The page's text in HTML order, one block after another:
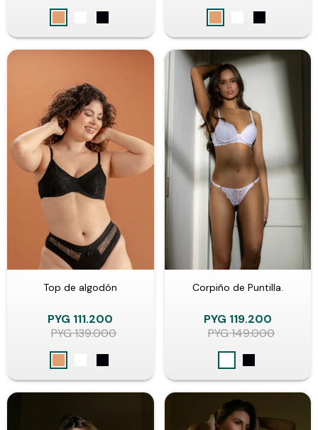
Top de algodón
PYG 111.200
PYG139.000
Corpiño de Puntilla.
PYG 119.200
PYG149.000